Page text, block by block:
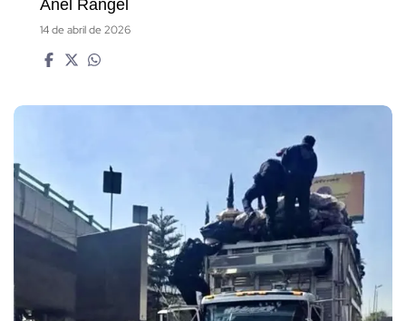
Anel Rangel
14 de abril de 2026